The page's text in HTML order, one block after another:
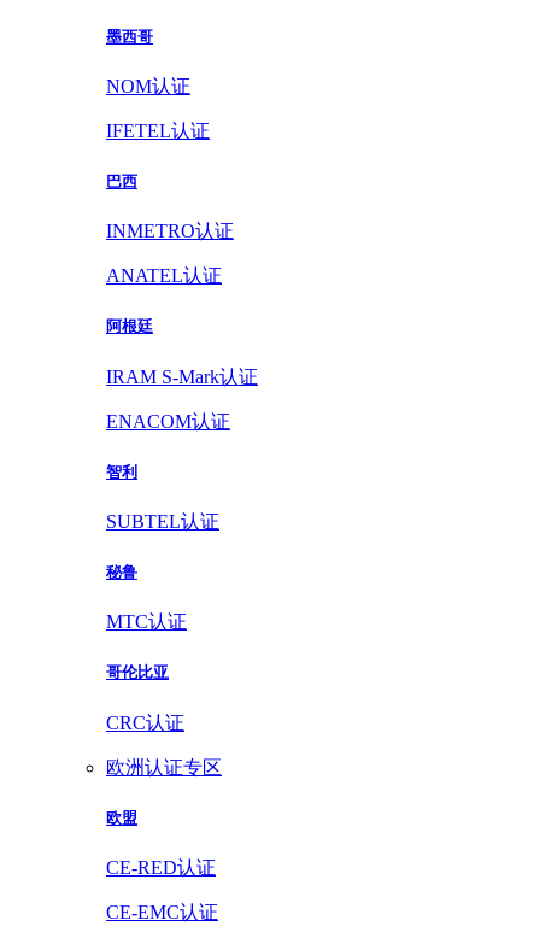
墨西哥
NOM认证
IFETEL认证
巴西
INMETRO认证
ANATEL认证
阿根廷
IRAM S-Mark认证
ENACOM认证
智利
SUBTEL认证
秘鲁
MTC认证
哥伦比亚
CRC认证
欧洲认证专区
欧盟
CE-RED认证
CE-EMC认证